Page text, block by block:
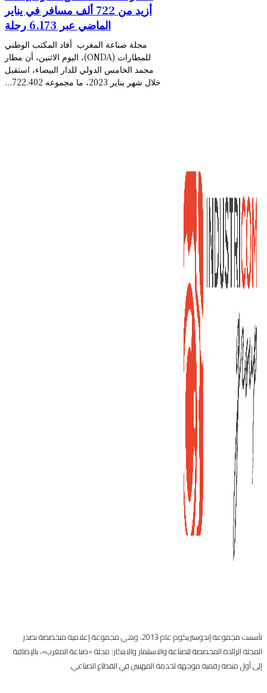
أزيد من 722 ألف مسافر في يناير
الماضي عبر 6.173 رحلة
مجلة صناعة المغرب أفاد المكتب الوطني
للمطارات (ONDA)، اليوم الاثنين، أن مطار
محمد الخامس الدولي للدار البيضاء، استقبل
خلال شهر يناير 2023، ما مجموعه 722.402...
تأسست مجموعة إندوستريكوم عام 2013، وهي مجموعة إعلامية متخصصة تصدر
المجلة الرائدة المخصصة للصناعة والاستثمار والابتكار: مجلة «صناعة المغرب»، بالإضافة
إلى أول منصة رقمية موجهة لخدمة المهنيين في القطاع الصناعي.